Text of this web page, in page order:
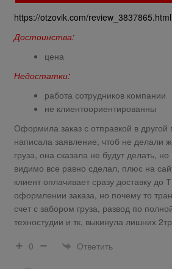
https://otzovik.com/review_3837865.html
Достоинства:
цена
Недостатки:
работа сотрудников компании
не клиентоориентированны
Оформила заказ с отправкой в
написала заявление, чтоб не делали
груза, она сказала не будут делать,
видимо все равно сделал, плюс на
клиент оплачивает сразу доставку до
оформлении заказа, но почему то
счет с забором груза, развод по
техностудии и тк, выкинула лишних
0
Ответить